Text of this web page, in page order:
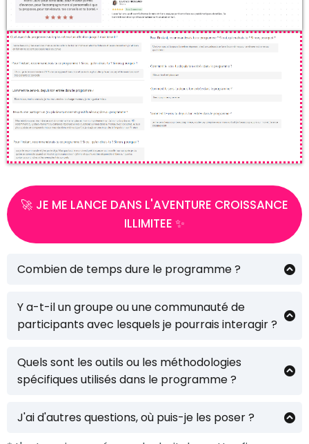
🚀 JE ME LANCE DANS L'AVENTURE CROISSANCE
ILLIMITEE ✨
Combien de temps dure le programme ?
puisses avancer à ton rythme. Toutefois, les
clientes mettent en moyenne 6-9 mois pour finir le
programme en le suivant régulièrement.
Y a-t-il un groupe ou une communauté de
participants avec lesquels je pourrais interagir ?
dans lequel tu accèdes à une communauté de
femmes engagées, comme toi, dans leur guérison
et leur épanouissmeent personnel. Nous avons une
quotidien et partager.
Quels sont les outils ou les méthodologies
spécifiques utilisés dans le programme ?
et de mon expériences personnelles : le coaching,
la PNL, les méditations guidées, les pratiques
artistiques font parties des outils que tu
J'ai d'autres questions, où puis-je les poser ?